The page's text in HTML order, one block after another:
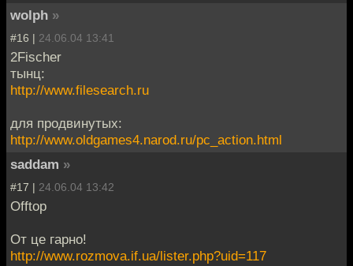
wolph »
#16 | 24.06.04 13:41
2Fischer
тынц:
http://www.filesearch.ru
для продвинутых:
http://www.oldgames4.narod.ru/pc_action.html
saddam »
#17 | 24.06.04 13:42
Offtop
От це гарно!
http://www.rozmova.if.ua/lister.php?uid=117